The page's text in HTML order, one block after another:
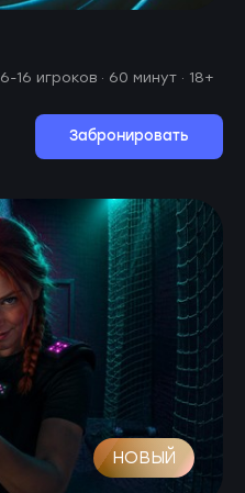
6-16 игроков · 60 минут · 18+
Забронировать
НОВЫЙ